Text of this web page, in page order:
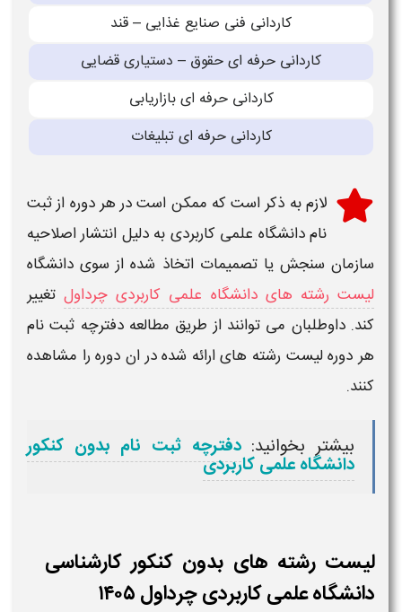
كاردانی فنی صنایع غذایی – قند
كاردانی حرفه ای حقوق – دستیاری قضایی
كاردانی حرفه ای بازاریابی
كاردانی حرفه ای تبلیغات
لازم به ذکر است که ممکن است در هر دوره ازثبت
نام دانشگاه علمی کاربردی به دلیل انتشار اصلاحیه
سازمان سنجش یا تصمیمات اتخاذ شده از سوی دانشگاه
لیست رشته های دانشگاه علمی کاربردی چرداولتغییر
کند. داوطلبان می توانند از طریق مطالعه دفترچه ثبت نام
هر دوره لیست رشته های ارائه شده در ان دوره را مشاهده
کنند.
بیشتر بخوانید: دفترچه ثبت نام بدون کنکور
دانشگاه علمی کاربردی
لیست رشته های بدون کنکور کارشناسی
دانشگاه علمی کاربردی چرداول ۱۴۰۵